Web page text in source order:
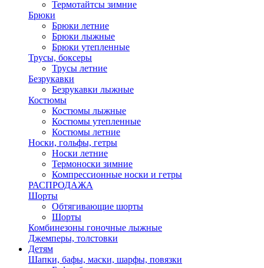
Термотайтсы зимние
Брюки
Брюки летние
Брюки лыжные
Брюки утепленные
Трусы, боксеры
Трусы летние
Безрукавки
Безрукавки лыжные
Костюмы
Костюмы лыжные
Костюмы утепленные
Костюмы летние
Носки, гольфы, гетры
Носки летние
Термоноски зимние
Компрессионные носки и гетры
РАСПРОДАЖА
Шорты
Обтягивающие шорты
Шорты
Комбинезоны гоночные лыжные
Джемперы, толстовки
Детям
Шапки, бафы, маски, шарфы, повязки